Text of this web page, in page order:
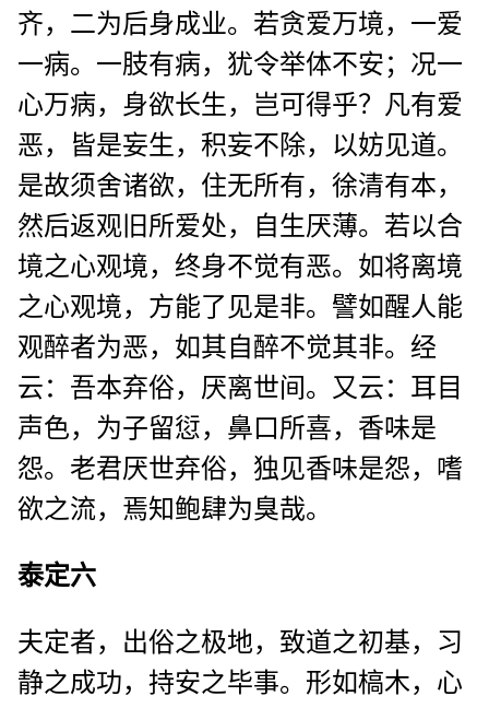
齐，二为后身成业。若贪爱万境，一爱
一病。一肢有病，犹令举体不安；况一
心万病，身欲长生，岂可得乎？凡有爱
恶，皆是妄生，积妄不除，以妨见道。
是故须舍诸欲，住无所有，徐清有本，
然后返观旧所爱处，自生厌薄。若以合
境之心观境，终身不觉有恶。如将离境
之心观境，方能了见是非。譬如醒人能
观醉者为恶，如其自醉不觉其非。经
云：吾本弃俗，厌离世间。又云：耳目
声色，为子留愆，鼻口所喜，香味是
怨。老君厌世弃俗，独见香味是怨，嗜
欲之流，焉知鲍肆为臭哉。
泰定六
夫定者，出俗之极地，致道之初基，习
静之成功，持安之毕事。形如槁木，心